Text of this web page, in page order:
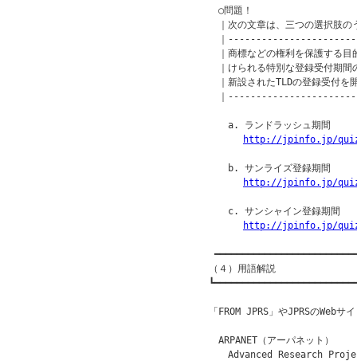
○問題！
｜次の文章は、三つの選択肢の
｜
｜商標などの権利を保護する目
｜けられる特別な登録受付期間
｜新設されたTLDの登録受付を
｜
a. ランドラッシュ期間
http://jpinfo.jp/quiz/
b. サンライズ登録期間
http://jpinfo.jp/quiz/
c. サンシャイン登録期間
http://jpinfo.jp/quiz/
（４）用語解説
「FROM JPRS」やJPRSのWeb
ARPANET（アーパネット）
Advanced Research